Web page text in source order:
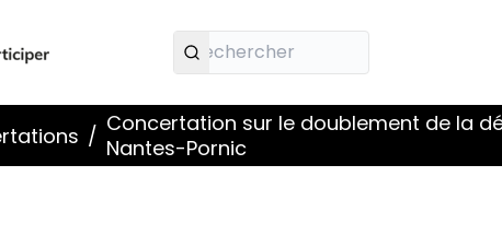
/ Concertation sur le doublement de la
Nantes-Pornic